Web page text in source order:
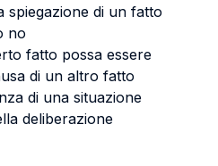
spiegazione di un fatto
no
fatto possa essere
di un altro fatto
di una situazione
deliberazione